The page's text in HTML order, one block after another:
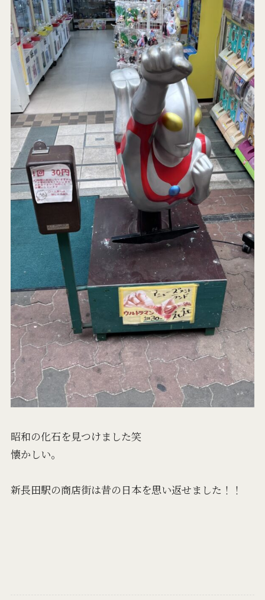
昭和の化石を見つけました笑
懐かしい。
新長田駅の商店街は昔の日本を思い返せました！！